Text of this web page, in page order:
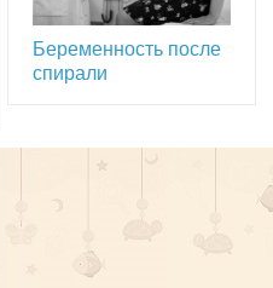
Беременность после
спирали